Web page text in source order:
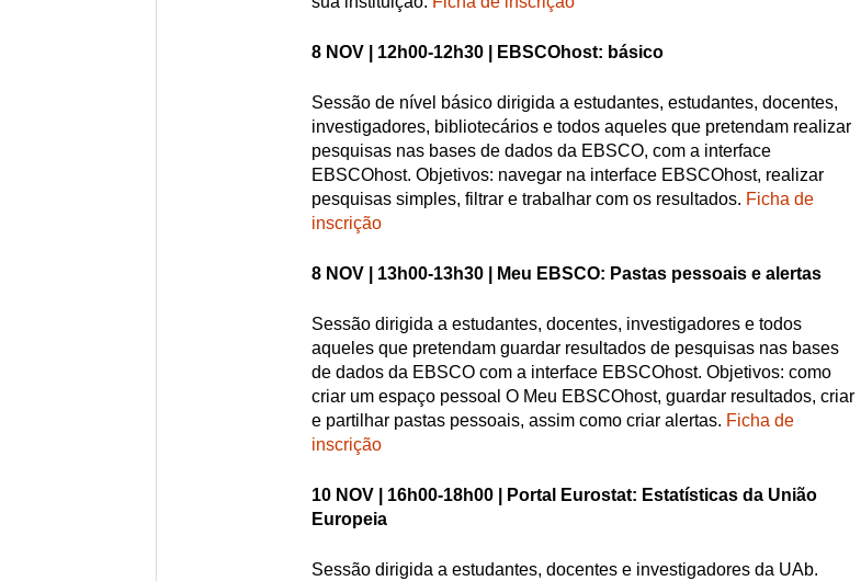
8 NOV | 12h00-12h30 | EBSCOhost: básico
Sessão de nível básico dirigida a estudantes, estudantes, docentes,
investigadores, bibliotecários e todos aqueles que pretendam realizar
pesquisas nas bases de dados da EBSCO, com a interface
EBSCOhost. Objetivos: navegar na interface EBSCOhost, realizar
pesquisas simples, filtrar e trabalhar com os resultados. Ficha de
inscrição
8 NOV | 13h00-13h30 | Meu EBSCO: Pastas pessoais e alertas
Sessão dirigida a estudantes, docentes, investigadores e todos
aqueles que pretendam guardar resultados de pesquisas nas bases
de dados da EBSCO com a interface EBSCOhost. Objetivos: como
criar um espaço pessoal O Meu EBSCOhost, guardar resultados, criar
e partilhar pastas pessoais, assim como criar alertas. Ficha de
inscrição
10 NOV | 16h00-18h00 |
Portal Eurostat: Estatísticas da União
Europeia
Sessão dirigida a estudantes, docentes e investigadores da UAb.